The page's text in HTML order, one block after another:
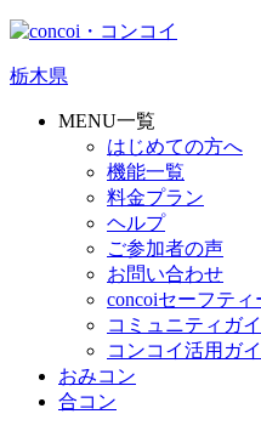
栃木県
MENU一覧
はじめての方へ
機能一覧
料金プラン
ヘルプ
ご参加者の声
お問い合わせ
concoiセーフティ
コミュニティガ
コンコイ活用ガ
おみコン
合コン